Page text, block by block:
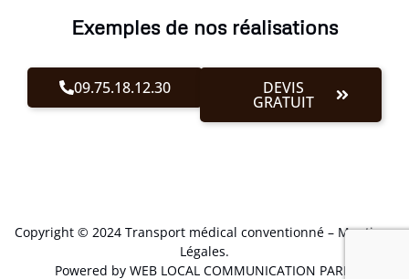
Exemples de nos réalisations
09.75.18.12.30 DEVIS
GRATUIT
Copyright © 2024 Transport médical conventionné – Mentions
Légales.
Powered by WEB LOCAL COMMUNICATION PARIS